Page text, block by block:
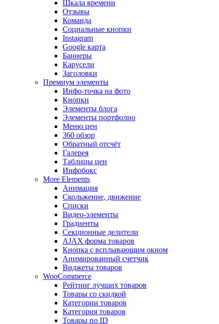
Шкала времени
Отзывы
Команда
Социальные кнопки
Instagram
Google карта
Баннеры
Карусели
Заголовки
Премиум элементы
Инфо-точка на фото
Кнопки
Элементы блога
Элементы портфолио
Меню цен
360 обзор
Обратный отсчёт
Галерея
Таблицы цен
Инфобокс
More Elements
Анимация
Скольжение, движение
Списки
Видео-элементы
Градиенты
Секционные делители
AJAX форма товаров
Кнопка с всплывающим окном
Анимированный счетчик
Виджеты товаров
WooCommerce
Рейтинг лучших товаров
Товары со скидкой
Категории товаров
Категория товаров
Товары по ID